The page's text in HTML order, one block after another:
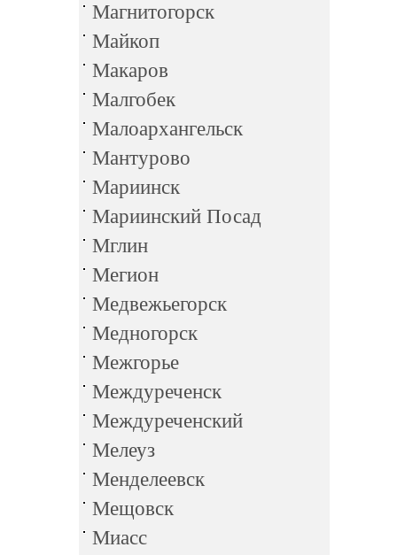
Магнитогорск
Майкоп
Макаров
Малгобек
Малоархангельск
Мантурово
Мариинск
Мариинский Посад
Мглин
Мегион
Медвежьегорск
Медногорск
Межгорье
Междуреченск
Междуреченский
Мелеуз
Менделеевск
Мещовск
Миасс